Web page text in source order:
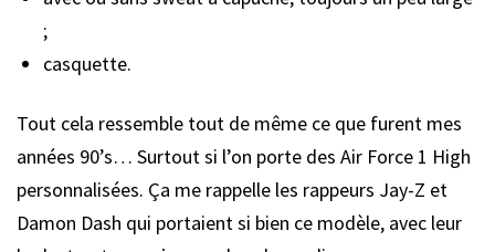
;
casquette.
Tout cela ressemble tout de même ce que furent mes
années 90’s… Surtout si l’on porte des Air Force 1 High
personnalisées. Ça me rappelle les rappeurs Jay-Z et
Damon Dash qui portaient si bien ce modèle, avec leur